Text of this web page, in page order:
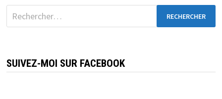
Rechercher :
SUIVEZ-MOI SUR FACEBOOK